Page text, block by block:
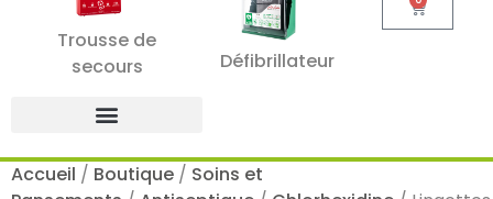
Trousse de
secours
Défibrillateur
Accueil / Boutique / Soins et